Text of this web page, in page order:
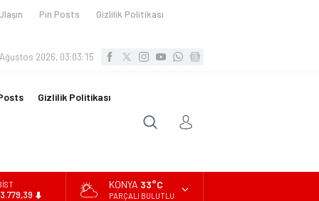
Pin Posts
Gizlilik Politikası
2026, 03:03:16
Gizlilik Politikası
KONYA 33°C
PARÇALI BULUTLU